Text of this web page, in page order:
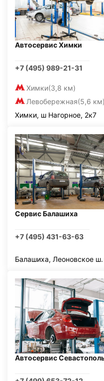
Автосервис Химки
+7 (495) 989-21-31
Химки(3,8 км)
Левобережная(5,6 км)
Химки, ш Нагорное, 2к7
Сервис Балашиха
+7 (495) 431-63-63
Балашиха, Леоновское ш.
Автосервис